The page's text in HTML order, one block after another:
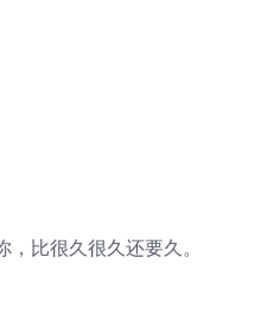
比很久很久还要久。